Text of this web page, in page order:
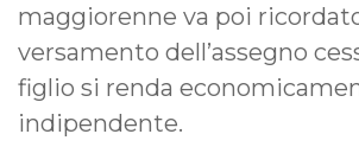
maggiorenne va poi
versamento dell’assegno
figlio si renda
indipendente.